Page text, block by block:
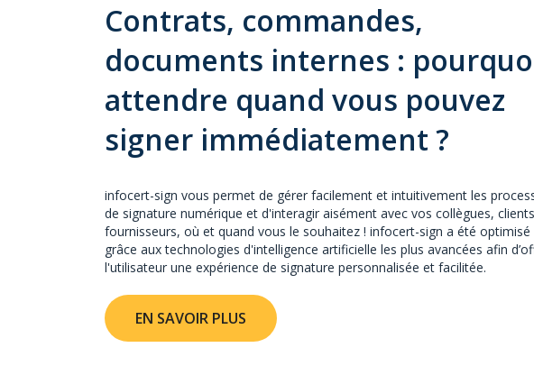
Contrats, commandes,
documents internes :
attendre quand vous pouvez
signer immédiatement ?
infocert-sign vous permet de gérer facilement et intuitivement les
de signature numérique et d'interagir aisément avec vos collègues,
fournisseurs, où et quand vous le souhaitez ! infocert-sign a été optimisé
grâce aux technologies d'intelligence artificielle les plus avancées afin
l'utilisateur une expérience de signature personnalisée et facilitée.
EN SAVOIR PLUS